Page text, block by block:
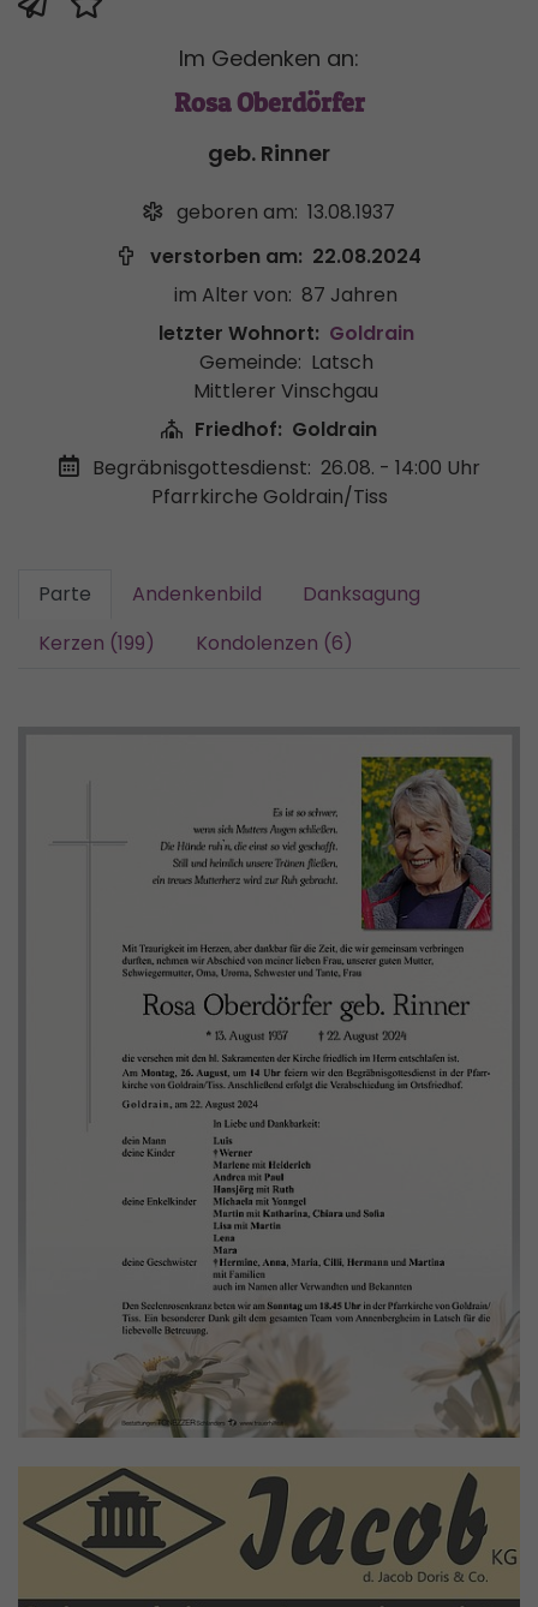
Im Gedenken an:
Rosa Oberdörfer
geb. Rinner
geboren am: 13.08.1937
verstorben am: 22.08.2024
im Alter von: 87 Jahren
letzter Wohnort: Goldrain
Gemeinde: Latsch
Mittlerer Vinschgau
Friedhof: Goldrain
Begräbnisgottesdienst: 26.08. - 14:00 Uhr
Pfarrkirche Goldrain/Tiss
Parte Andenkenbild
Danksagung
Kerzen (199)
Kondolenzen (6)